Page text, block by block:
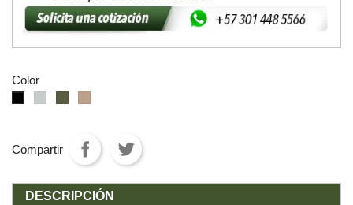
Color
Compartir
DESCRIPCIÓN